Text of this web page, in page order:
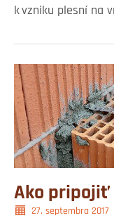
k vzniku plesní na
Ako pripojiť
27. septembra 2017